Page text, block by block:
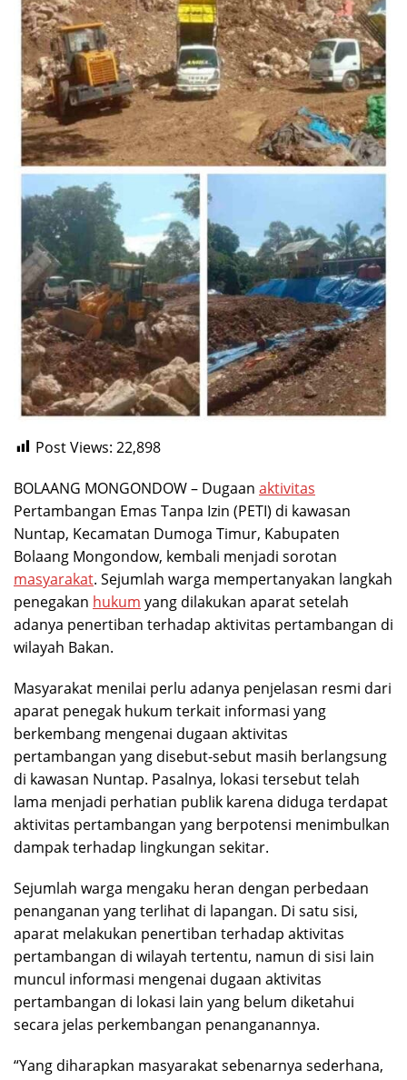
Post Views: 22,898
BOLAANG MONGONDOW – Dugaan aktivitas
Pertambangan Emas Tanpa Izin (PETI) di kawasan
Nuntap, Kecamatan Dumoga Timur, Kabupaten
Bolaang Mongondow, kembali menjadi sorotan
masyarakat. Sejumlah warga mempertanyakan langkah
penegakan hukum yang dilakukan aparat setelah
adanya penertiban terhadap aktivitas pertambangan di
wilayah Bakan.
Masyarakat menilai perlu adanya penjelasan resmi dari
aparat penegak hukum terkait informasi yang
berkembang mengenai dugaan aktivitas
pertambangan yang disebut-sebut masih berlangsung
di kawasan Nuntap. Pasalnya, lokasi tersebut telah
lama menjadi perhatian publik karena diduga terdapat
aktivitas pertambangan yang berpotensi menimbulkan
dampak terhadap lingkungan sekitar.
Sejumlah warga mengaku heran dengan perbedaan
penanganan yang terlihat di lapangan. Di satu sisi,
aparat melakukan penertiban terhadap aktivitas
pertambangan di wilayah tertentu, namun di sisi lain
muncul informasi mengenai dugaan aktivitas
pertambangan di lokasi lain yang belum diketahui
secara jelas perkembangan penanganannya.
“Yang diharapkan masyarakat sebenarnya sederhana,